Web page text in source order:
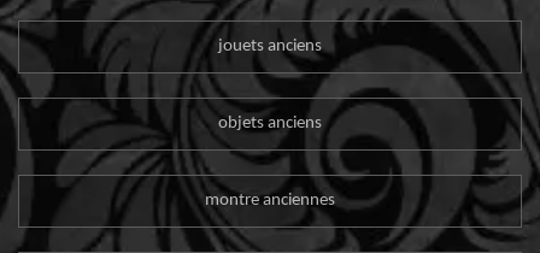
jouets anciens
objets anciens
montre anciennes